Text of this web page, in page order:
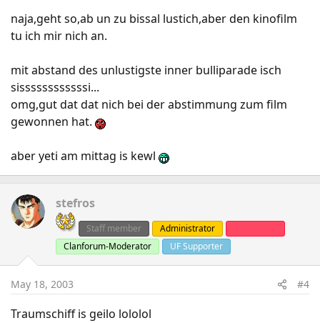
naja,geht so,ab un zu bissal lustich,aber den kinofilm
tu ich mir nich an.
mit abstand des unlustigste inner bulliparade isch
sissssssssssssi...
omg,gut dat dat nich bei der abstimmung zum film
gewonnen hat.
aber yeti am mittag is kewl
stefros
Staff member Administrator
Clanforum-Moderator
UF Supporter
May 18, 2003 #4
Traumschiff is geilo lololol